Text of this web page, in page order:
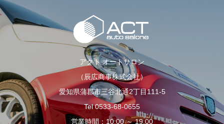
アクト オートサロン
（辰広商事株式会社）
愛知県蒲郡市三谷北通2丁目111-5
Tel 0533-68-0655
営業時間：10:00 ～ 19:00